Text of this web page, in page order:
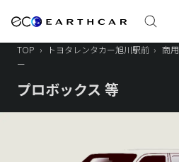
TOP › トヨタレンタカー旭川駅前 › 商
ー
プロボックス 等